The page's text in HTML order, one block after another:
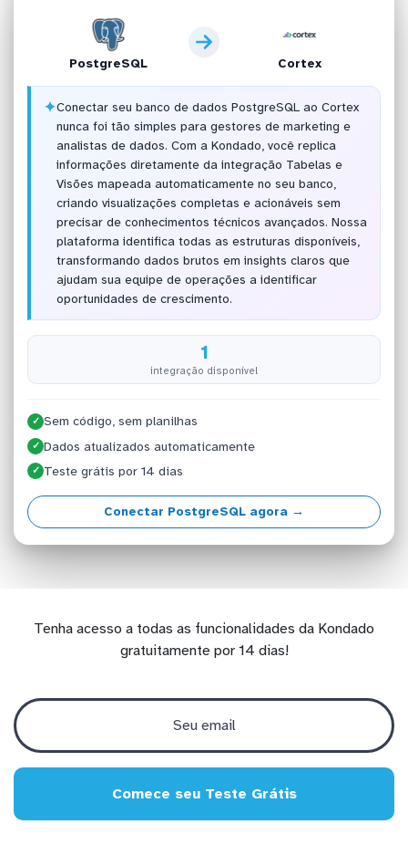
PostgreSQL Cortex
✦Conectar seu banco de dados PostgreSQL ao Cortex
nunca foi tão simples para gestores de marketing e
analistas de dados. Com a Kondado, você replica
informações diretamente da integração Tabelas e
Visões mapeada automaticamente no seu banco,
criando visualizações completas e acionáveis sem
precisar de conhecimentos técnicos avançados. Nossa
plataforma identifica todas as estruturas disponíveis,
transformando dados brutos em insights claros que
ajudam sua equipe de operações a identificar
oportunidades de crescimento.
1
integração disponível
✓ Sem código, sem planilhas
✓ Dados atualizados automaticamente
✓ Teste grátis por 14 dias
Conectar PostgreSQL agora →
Tenha acesso a todas as funcionalidades da Kondado
gratuitamente por 14 dias!
Comece seu Teste Grátis